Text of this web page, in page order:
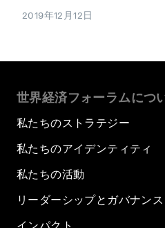
2019年12月12日
世界経済フォーラムにつ
私たちのストラテジー
私たちのアイデンティティ
私たちの活動
リーダーシップとガバナンス